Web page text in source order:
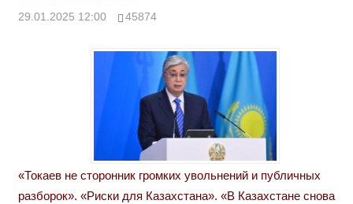
29.01.2025 12:00 45874
«Токаев не сторонник громких увольнений и публичных
разборок». «Риски для Казахстана». «В Казахстане снова